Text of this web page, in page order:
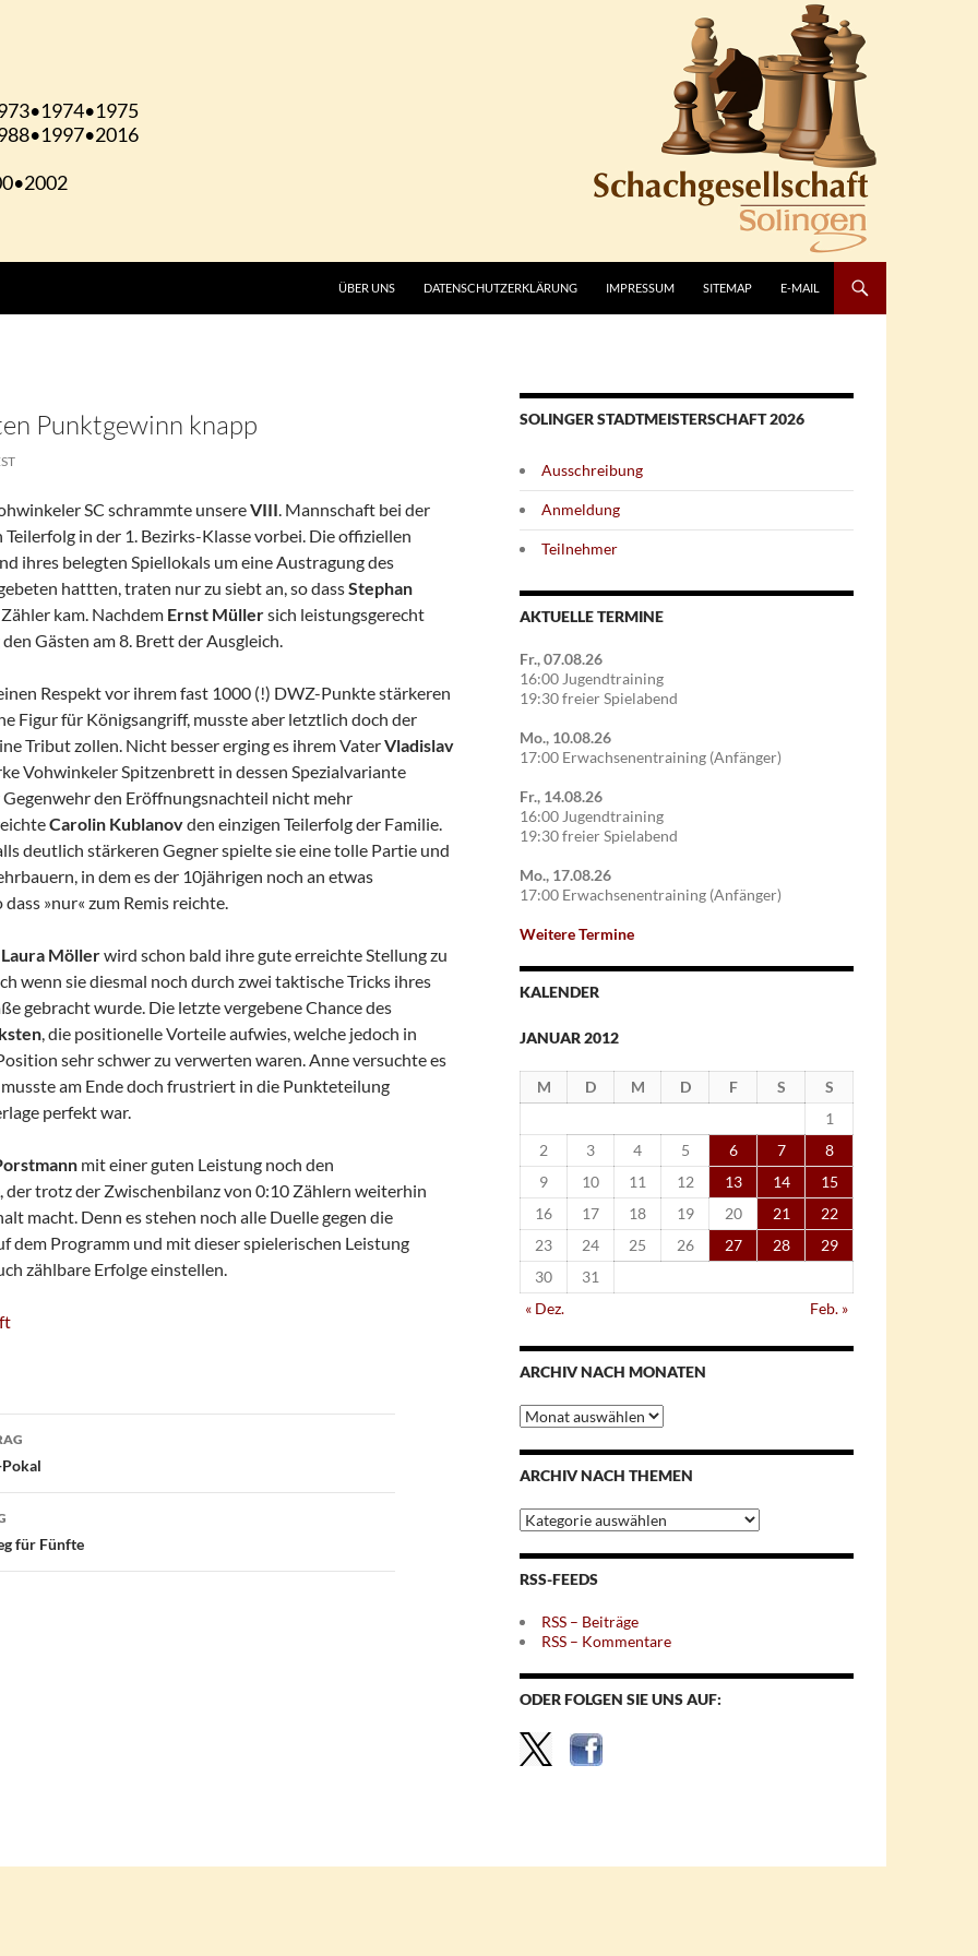
ÜBER UNS DATENSCHUTZERKLÄRUNG IMPRESSUM SITEMAP E-MAIL
Punktgewinn knapp
SC schrammte unsereVIII. Mannschaft bei der
in der 1. Bezirks-Klasse vorbei. Die offiziellen
ihres belegten Spiellokals um eine Austragung des
hattten, traten nur zu siebt an, so dassStephan
kam. Nachdem Ernst Müllersich leistungsgerecht
Gästen am 8. Brett der Ausgleich.
Respekt vor ihrem fast 1000 (!) DWZ-Punkte stärkeren
Figur für Königsangriff, musste aber letztlich doch der
Tribut zollen. Nicht besser erging es ihrem VaterVladislav
Vohwinkeler Spitzenbrett in dessen Spezialvariante
den Eröffnungsnachteil nicht mehr
Carolin Kublanovden einzigen Teilerfolg der Familie.
deutlich stärkeren Gegner spielte sie eine tolle Partie und
in dem es der 10jährigen noch an etwas
»nur« zum Remis reichte.
Laura Möllerwird schon bald ihre gute erreichte Stellung zu
wenn sie diesmal noch durch zwei taktische Tricks ihres
gebracht wurde. Die letzte vergebene Chance des
, die positionelle Vorteile aufwies, welche jedoch in
sehr schwer zu verwerten waren. Anne versuchte es
am Ende doch frustriert in die Punkteteilung
perfekt war.
mit einer guten Leistung noch den
, der trotz der Zwischenbilanz von 0:10 Zählern weiterhin
macht. Denn es stehen noch alle Duelle gegen die
Programm und mit dieser spielerischen Leistung
zählbare Erfolge einstellen.
für Fünfte
SOLINGER STADTMEISTERSCHAFT 2026
Ausschreibung
Anmeldung
Teilnehmer
AKTUELLE TERMINE
Fr., 07.08.26
16:00 Jugendtraining
19:30 freier Spielabend
Mo., 10.08.26
17:00 Erwachsenentraining (Anfänger)
Fr., 14.08.26
16:00 Jugendtraining
19:30 freier Spielabend
Mo., 17.08.26
17:00 Erwachsenentraining (Anfänger)
Weitere Termine
KALENDER
JANUAR 2012
M D M D F S
S
1
2
3 4 5 6 7
8
9
10 11 12 13 14
15
16
17 18 19 20 21
22
23
24 25 26 27 28
29
30
31
« Dez.
Feb. »
ARCHIV NACH MONATEN
Archiv
nach
Monaten
ARCHIV NACH THEMEN
Archiv
nach
Themen
RSS-FEEDS
RSS – Beiträge
RSS – Kommentare
ODER FOLGEN SIE UNS AUF: